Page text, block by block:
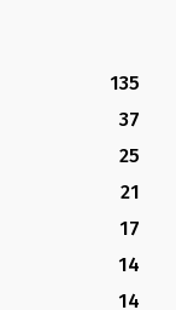
135
37
25
21
17
14
14